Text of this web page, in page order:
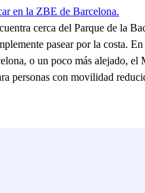
en la ZBE de Barcelona.
cerca del Parque de la
pasear por la costa.
o un poco más alejado,
personas con movilidad